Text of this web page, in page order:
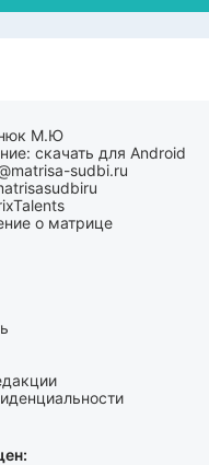
М.Ю
скачать для Android
sudbi.ru
о матрице